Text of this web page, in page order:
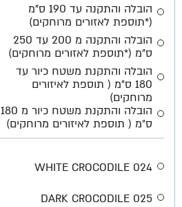
הובלה והתקנה עד 190 ס"מ
(*תוספת לאזורים מרוחקים)
הובלה והתקנה מ 200 עד 250
ס"מ (*תוספת לאזורים מרוחקים)
הובלה והתקנת משטח כיור עד
180 ס״מ ( תוספת לאיזורים
מרוחקים)
הובלה והתקנת משטח כיור מ 180
ס״מ ( תוספת לאיזורים מרוחקים)
024 WHITE CROCODILE
025 DARK CROCODILE